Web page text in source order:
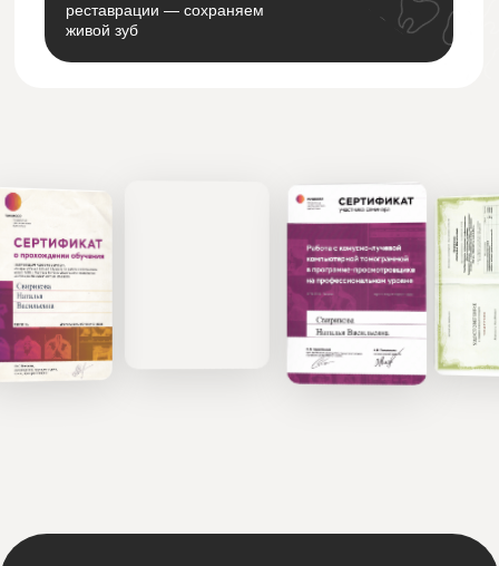
реставрации — сохраняем
живой зуб